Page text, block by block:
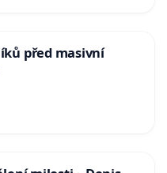
před masivní